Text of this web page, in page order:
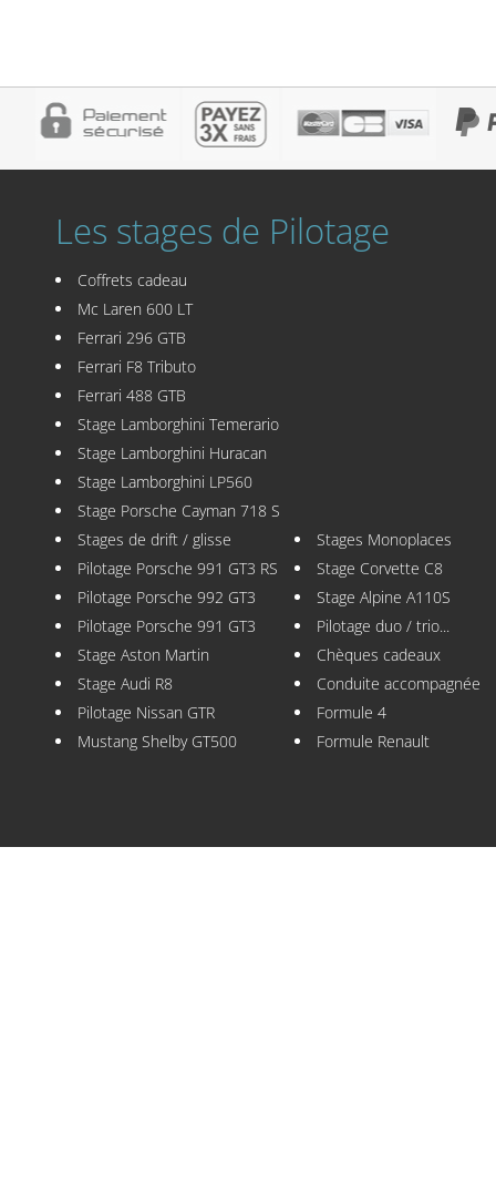
Les stages de Pilotage
Coffrets cadeau
Mc Laren 600 LT
Ferrari 296 GTB
Ferrari F8 Tributo
Ferrari 488 GTB
Stage Lamborghini Temerario
Stage Lamborghini Huracan
Stage Lamborghini LP560
Stage Porsche Cayman 718 S
Stages de drift / glisse
Pilotage Porsche 991 GT3 RS
Pilotage Porsche 992 GT3
Pilotage Porsche 991 GT3
Stage Aston Martin
Stage Audi R8
Pilotage Nissan GTR
Mustang Shelby GT500
Stages Monoplaces
Stage Corvette C8
Stage Alpine A110S
Pilotage duo / trio...
Chèques cadeaux
Conduite accompagnée
Formule 4
Formule Renault